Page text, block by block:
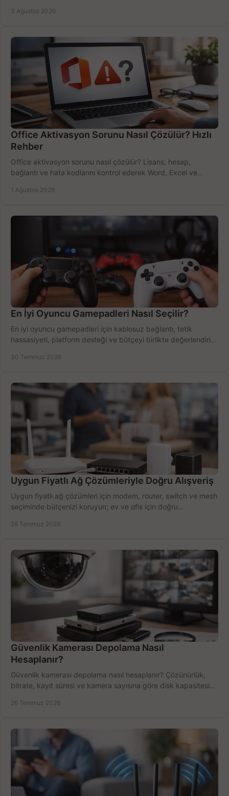
3 Ağustos 2026
Office Aktivasyon Sorunu Nasıl Çözülür? Hızlı
Rehber
Office aktivasyon sorunu nasıl çözülür? Lisans, hesap,
bağlantı ve hata kodlarını kontrol ederek Word, Excel ve
1 Ağustos 2026
En İyi Oyuncu Gamepadleri Nasıl Seçilir?
En iyi oyuncu gamepadleri için kablosuz bağlantı, tetik
hassasiyeti, platform desteği ve bütçeyi birlikte değerlendirin;
30 Temmuz 2026
Uygun Fiyatlı Ağ Çözümleriyle Doğru Alışveriş
Uygun fiyatlı ağ çözümleri için modem, router, switch ve mesh
seçiminde bütçenizi koruyun; ev ve ofis için doğru
28 Temmuz 2026
Güvenlik Kamerası Depolama Nasıl
Hesaplanır?
Güvenlik kamerası depolama nasıl hesaplanır? Çözünürlük,
bitrate, kayıt süresi ve kamera sayısına göre disk kapasitesini
26 Temmuz 2026